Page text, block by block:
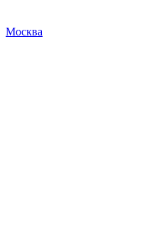
Москва